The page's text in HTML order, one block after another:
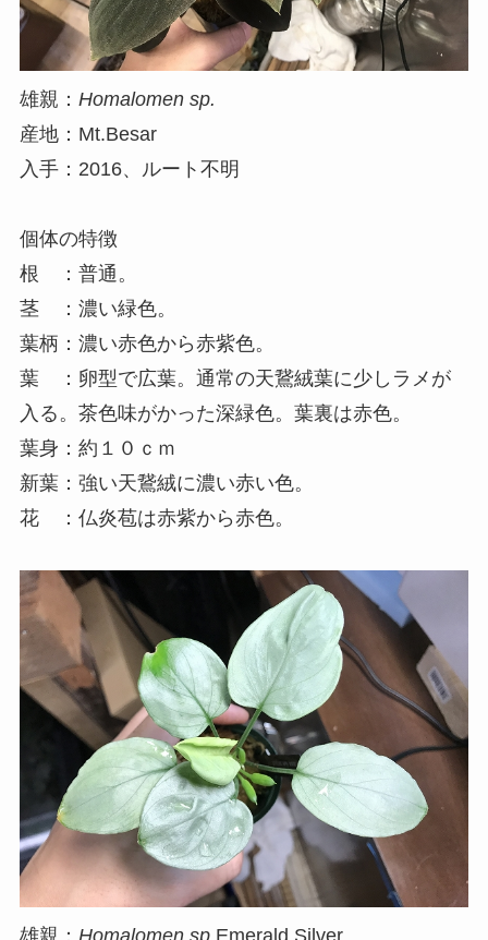
雄親： Homalomen sp.
産地：Mt.Besar
入手：2016、ルート不明
個体の特徴
根 ：普通。
茎 ：濃い緑色。
葉柄：濃い赤色から赤紫色。
葉 ：卵型で広葉。通常の天鵞絨葉に少しラメが
入る。茶色味がかった深緑色。葉裏は赤色。
葉身：約１０ｃｍ
新葉：強い天鵞絨に濃い赤い色。
花 ：仏炎苞は赤紫から赤色。